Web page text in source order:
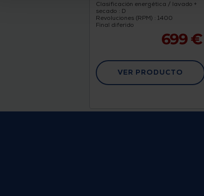
Clasificación energética / lavado +
secado : D
Revoluciones (RPM) : 1400
Final diferido
699 €
VER PRODUCTO